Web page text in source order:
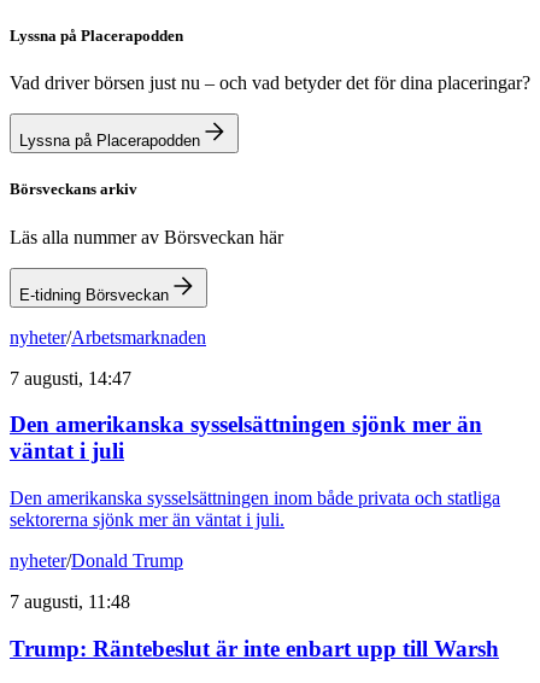
Lyssna på Placerapodden
Vad driver börsen just nu – och vad betyder det för dina placeringar?
Lyssna på Placerapodden
Börsveckans arkiv
Läs alla nummer av Börsveckan här
E-tidning Börsveckan
nyheter/Arbetsmarknaden
7 augusti, 14:47
Den amerikanska sysselsättningen sjönk mer än
väntat i juli
Den amerikanska sysselsättningen inom både privata och statliga
sektorerna sjönk mer än väntat i juli.
nyheter/Donald Trump
7 augusti, 11:48
Trump: Räntebeslut är inte enbart upp till Warsh